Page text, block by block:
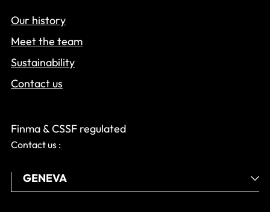
Our history
Meet the team
Sustainability
Contact us
Finma & CSSF regulated
Contact us :